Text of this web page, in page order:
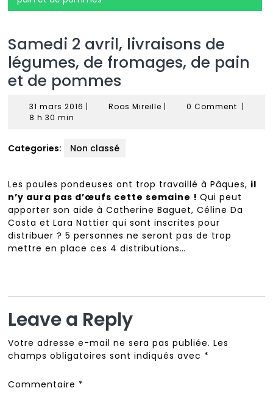
Samedi 2 avril, livraisons de
légumes, de fromages, de pain
et de pommes
31 mars 2016 31| Roos Mireille Roos
| 0 Comment |
8 h 30 min
Categories: Non classé
Les poules pondeuses ont trop travaillé à Pâques, il
n’y aura pas d’œufs cette semaine !Qui peut
apporter son aide à Catherine Baguet, Céline Da
Costa et Lara Nattier qui sont inscrites pour
distribuer ? 5 personnes ne seront pas de trop
mettre en place ces 4 distributions…
Leave a Reply
Votre adresse e-mail ne sera pas publiée. Les
champs obligatoires sont indiqués avec *
Commentaire *